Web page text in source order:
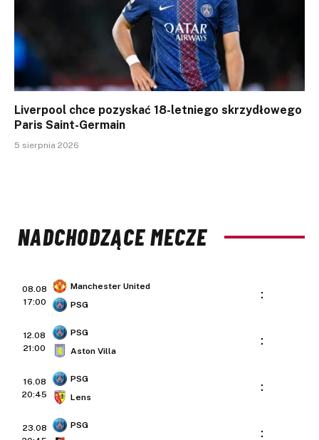
Liverpool chce pozyskać 18-letniego skrzydłowego
Paris Saint-Germain
5 sierpnia 2026
NADCHODZĄCE MECZE
08.08
17:00
Manchester United
PSG
:
12.08
21:00
PSG
Aston Villa
:
16.08
20:45
PSG
Lens
:
23.08
PSG
: